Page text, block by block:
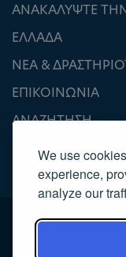
We use
experience,
analyze our
ΑΝΑΚΑΛΥΨΤΕ
ΕΛΛΑΔΑ
ΝΕΑ &
ΕΠΙΚΟΙΝΩΝΙΑ
ΑΝΑΖΗΤΗΣΗ